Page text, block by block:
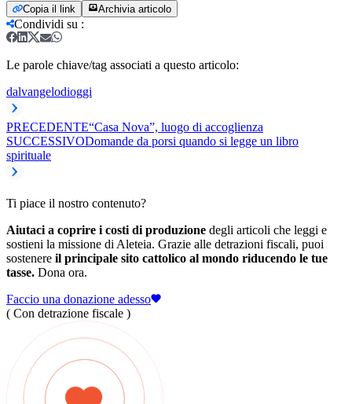
Copia il link Archivia articolo
Condividi su :
Le parole chiave/tag associati a questo articolo:
dalvangelodioggi
PRECEDENTE“Casa Nova”, luogo di accoglienza
SUCCESSIVODomande da porsi quando si legge un libro
spirituale
Ti piace il nostro contenuto?
Aiutaci a coprire i costi di produzione degli articoli che leggi e
sostieni la missione di Aleteia. Grazie alle detrazioni fiscali, puoi
sostenere il principale sito cattolico al mondo riducendo le tue
tasse. Dona ora.
Faccio una donazione adesso
( Con detrazione fiscale )